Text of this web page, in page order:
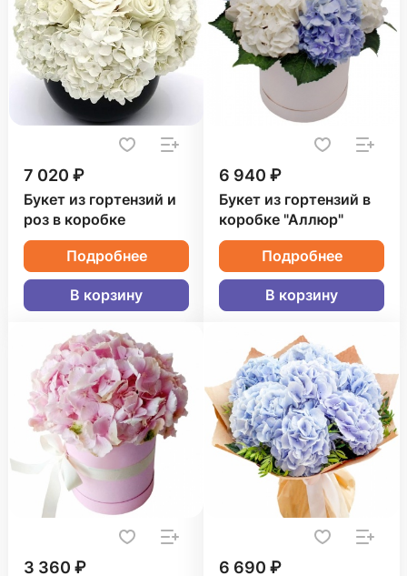
7 020 ₽
Букет из гортензий и
роз в коробке
Подробнее
В корзину
6 940 ₽
Букет из гортензий в
коробке "Аллюр"
Подробнее
В корзину
3 360 ₽ 6 690 ₽